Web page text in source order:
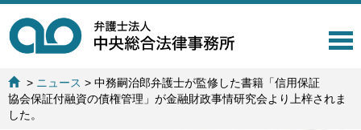
T
l
> ニュース >中務嗣治郎弁護士が監修した書籍「信用保証
協会保証付融資の債権管理」が金融財政事情研究会より上梓されま
した。